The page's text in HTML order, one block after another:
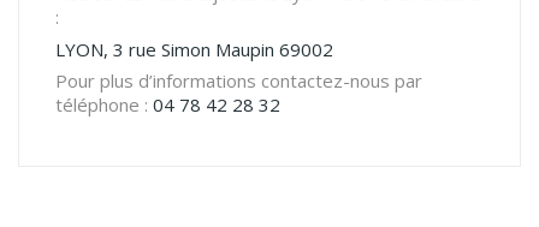
:
LYON, 3 rue Simon Maupin 69002
Pour plus d’informations contactez-nous par
téléphone : 04 78 42 28 32